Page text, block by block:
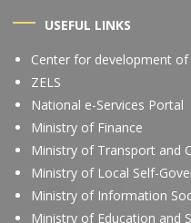
USEFUL LINKS
Center for development
ZELS
National e-Services Portal
Ministry of Finance
Ministry of Transport and
Ministry of Local Self-
Ministry of Information
Ministry of Education and